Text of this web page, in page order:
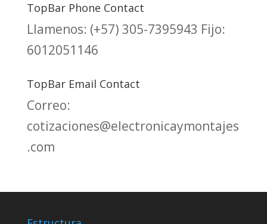
TopBar Phone Contact
Llamenos: (+57) 305-7395943 Fijo:
6012051146
TopBar Email Contact
Correo:
cotizaciones@electronicaymontajes
.com